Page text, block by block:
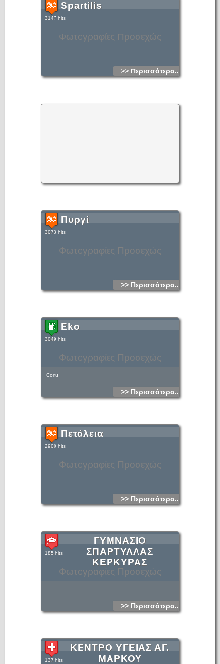
Φωτογραφίες Προσεχώς
Spartilis
3147 hits
>> Περισσότερα...
Φωτογραφίες Προσεχώς
Πυργί
3073 hits
>> Περισσότερα...
Φωτογραφίες Προσεχώς
Eko
3049 hits
Corfu
>> Περισσότερα...
Φωτογραφίες Προσεχώς
Πετάλεια
2900 hits
>> Περισσότερα...
Φωτογραφίες Προσεχώς
ΓΥΜΝΑΣΙΟ
ΣΠΑΡΤΥΛΛΑΣ
ΚΕΡΚΥΡΑΣ
185 hits
>> Περισσότερα...
ΚΕΝΤΡΟ ΥΓΕΙΑΣ ΑΓ.
ΜΑΡΚΟΥ
137 hits